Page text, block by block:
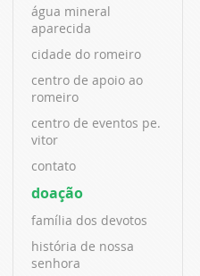
água mineral
aparecida
cidade do romeiro
centro de apoio ao
romeiro
centro de eventos pe.
vitor
contato
doação
família dos devotos
história de nossa
senhora